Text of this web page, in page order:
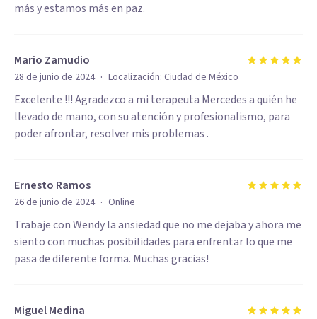
más y estamos más en paz.
Mario Zamudio
28 de junio de 2024 · Localización: Ciudad de México
Excelente !!! Agradezco a mi terapeuta Mercedes a quién he
llevado de mano, con su atención y profesionalismo, para
poder afrontar, resolver mis problemas .
Ernesto Ramos
26 de junio de 2024 · Online
Trabaje con Wendy la ansiedad que no me dejaba y ahora me
siento con muchas posibilidades para enfrentar lo que me
pasa de diferente forma. Muchas gracias!
Miguel Medina